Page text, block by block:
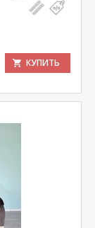
КУПИТЬ